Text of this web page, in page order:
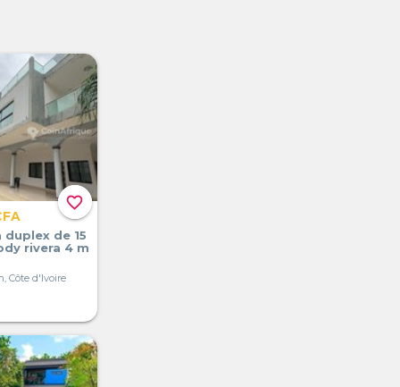
favorite_border
de 15
rivera 4 m
Côte d'Ivoire